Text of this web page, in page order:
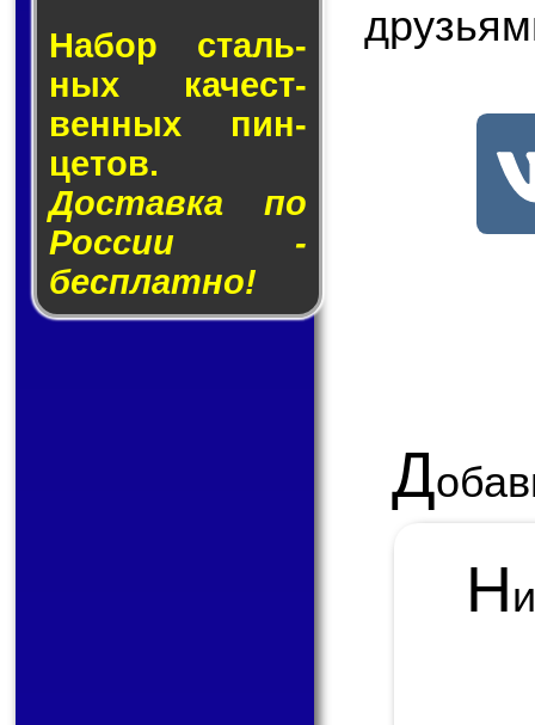
Набор сталь­
ных ка­чест­
вен­ных пин­
це­тов.
Доставка по
России -
бесплатно!
Д
Н